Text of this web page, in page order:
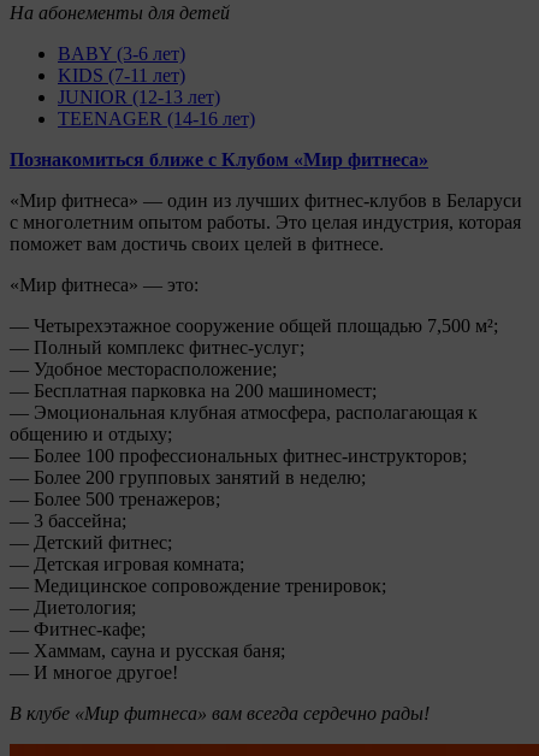
На абонементы для детей
BABY (3-6 лет)
KIDS (7-11 лет)
JUNIOR (12-13 лет)
TEENAGER (14-16 лет)
Познакомиться ближе с Клубом «Мир фитнеса»
«Мир фитнеса» — один из лучших фитнес-клубов в Беларуси
с многолетним опытом работы. Это целая индустрия, которая
поможет вам достичь своих целей в фитнесе.
«Мир фитнеса» — это:
— Четырехэтажное сооружение общей площадью 7,500 м²;
— Полный комплекс фитнес-услуг;
— Удобное месторасположение;
— Бесплатная парковка на 200 машиномест;
— Эмоциональная клубная атмосфера, располагающая к
общению и отдыху;
— Более 100 профессиональных фитнес-инструкторов;
— Более 200 групповых занятий в неделю;
— Более 500 тренажеров;
— 3 бассейна;
— Детский фитнес;
— Детская игровая комната;
— Медицинское сопровождение тренировок;
— Диетология;
— Фитнес-кафе;
— Хаммам, сауна и русская баня;
— И многое другое!
В клубе «Мир фитнеса» вам всегда сердечно рады!